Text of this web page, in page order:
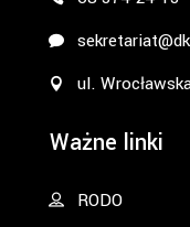
ul.
Ważne linki
RODO